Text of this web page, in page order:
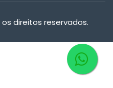
direitos reservados.